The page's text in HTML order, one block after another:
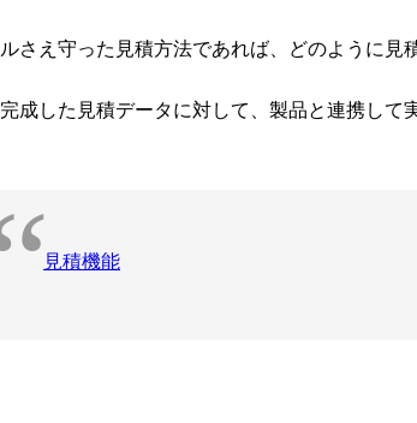
さえ守った見積方法であれば、どのように見
成した見積データに対して、製品と連携して
見積機能